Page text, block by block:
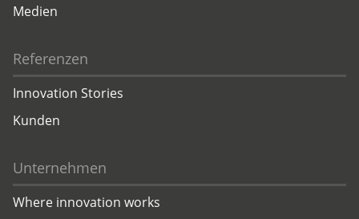
Medien
Referenzen
Innovation Stories
Kunden
Unternehmen
Where innovation works